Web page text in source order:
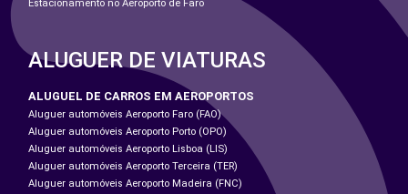
Estacionamento no Aeroporto de Faro
ALUGUER DE VIATURAS
ALUGUEL DE CARROS EM AEROPORTOS
Aluguer automóveis Aeroporto Faro (FAO)
Aluguer automóveis Aeroporto Porto (OPO)
Aluguer automóveis Aeroporto Lisboa (LIS)
Aluguer automóveis Aeroporto Terceira (TER)
Aluguer automóveis Aeroporto Madeira (FNC)